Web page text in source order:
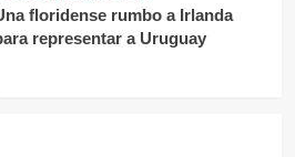
floridense rumbo a Irlanda
representar a Uruguay